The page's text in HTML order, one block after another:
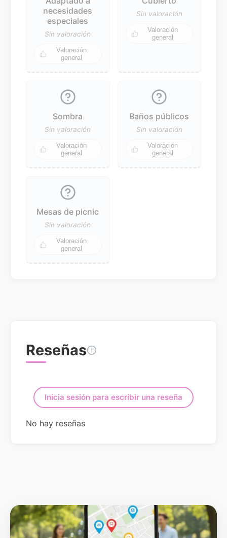
necesidades
especiales
Sin valoración
Valoración
general
Sin valoración
Valoración
general
Sombra
Sin valoración
Valoración
general
Baños públicos
Sin valoración
Valoración
general
Mesas de picnic
Sin valoración
Valoración
general
Reseñas
Inicia sesión para escribir una reseña
No hay reseñas